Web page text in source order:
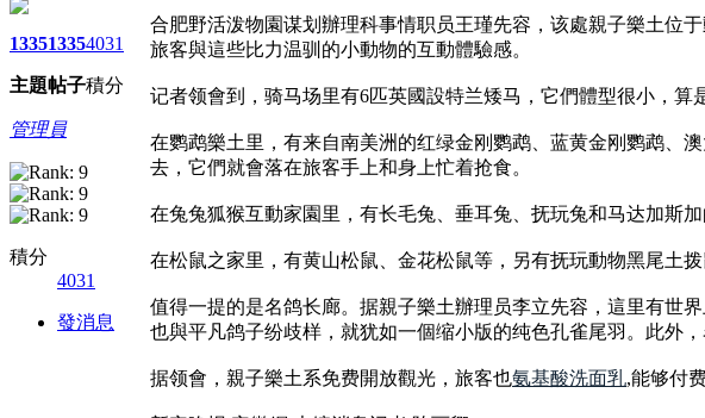
1335
主題
1335
帖子
4031
積分
管理員
積分
4031
發消息
合肥野活泼物園谋划辦理科事情职员王瑾先容，该處親子樂土位
旅客與這些比力温驯的小動物的互動體驗感。
记者领會到，骑马场里有6匹英國設特兰矮马，它們體型很小，
在鹦鹉樂土里，有来自南美洲的红绿金刚鹦鹉、蓝黄金刚鹦鹉、
去，它們就會落在旅客手上和身上忙着抢食。
在兔兔狐猴互動家園里，有长毛兔、垂耳兔、抚玩兔和马达加斯
在松鼠之家里，有黄山松鼠、金花松鼠等，另有抚玩動物黑尾土
值得一提的是名鸽长廊。据親子樂土辦理员李立先容，這里有世
也與平凡鸽子纷歧样，就犹如一個缩小版的纯色孔雀尾羽。此外
据领會，親子樂土系免费開放觀光，旅客也氨基酸洗面乳,能够付